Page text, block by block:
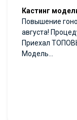
Кастинг
Повышение
августа!
Приехал
Модель...